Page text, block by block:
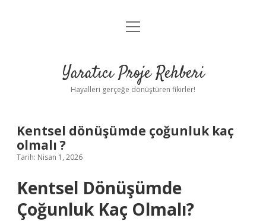
Anasayfa
Yasal Uyarı
menüyü
Yaratıcı Proje Rehberi
Hayalleri gerçeğe dönüştüren fikirler!
Kentsel dönüşümde çoğunluk kaç
olmalı ?
Tarih: Nisan 1, 2026
Kentsel Dönüşümde
Çoğunluk Kaç Olmalı?